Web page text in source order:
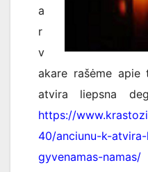
a
r
v
akare rašėme apie
atvira liepsna
https://
40/anciunu-k-
gyvenamas-namas/